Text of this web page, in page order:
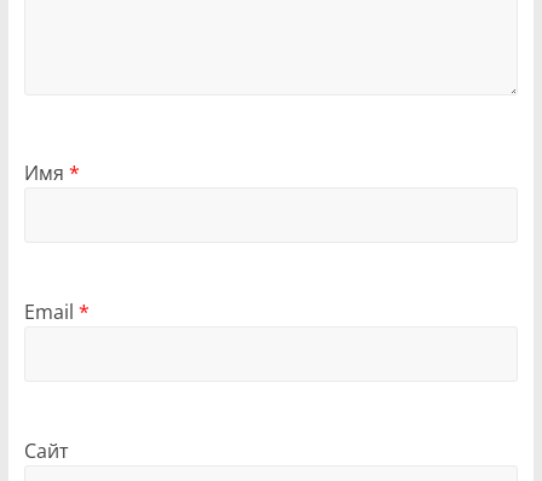
Имя *
Email *
Сайт